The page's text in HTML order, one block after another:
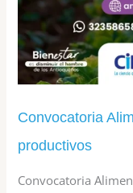
Convocatoria
productivos
Convocatoria